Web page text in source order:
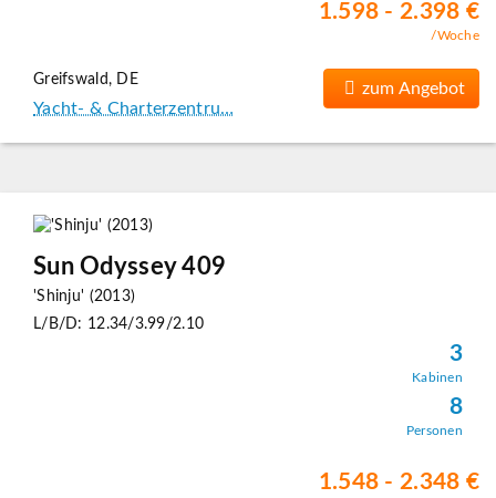
1.598 - 2.398 €
/Woche
Greifswald, DE
Yacht- & Charterzentru…
zum Angebot
Sun Odyssey 409
'Shinju' (2013)
L/B/D: 12.34/3.99/2.10
3
Kabinen
8
Personen
1.548 - 2.348 €